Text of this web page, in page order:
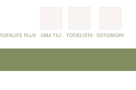
PLUS OMA TILI TOIVELISTA OSTOSKORI